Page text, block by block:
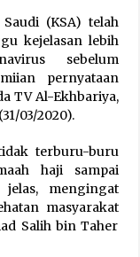
2026, 15.349
Politisi PKB
Pajak Daerah di
Berangkat
Kian Mudah
(KSA) telah
kejelasan lebih
sebelum
pernyataan
TV Al-Ekhbariya,
03/2020).
terburu-buru
haji sampai
jelas, mengingat
masyarakat
Salih bin Taher